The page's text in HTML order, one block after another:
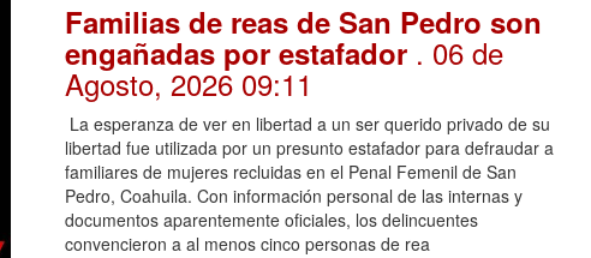
Familias de reas de San Pedro son
engañadas por estafador . 06 de
Agosto, 2026 09:11
La esperanza de ver en libertad a un ser querido privado de su
libertad fue utilizada por un presunto estafador para defraudar a
familiares de mujeres recluidas en el Penal Femenil de San
Pedro, Coahuila. Con información personal de las internas y
documentos aparentemente oficiales, los delincuentes
convencieron a al menos cinco personas de rea